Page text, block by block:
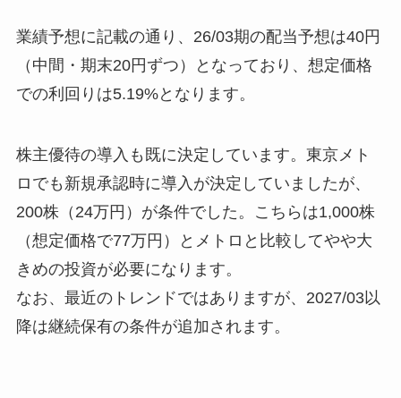
業績予想に記載の通り、26/03期の配当予想は40円
（中間・期末20円ずつ）となっており、想定価格
での利回りは5.19%となります。
株主優待の導入も既に決定しています。東京メト
ロでも新規承認時に導入が決定していましたが、
200株（24万円）が条件でした。こちらは1,000株
（想定価格で77万円）とメトロと比較してやや大
きめの投資が必要になります。
なお、最近のトレンドではありますが、2027/03以
降は継続保有の条件が追加されます。